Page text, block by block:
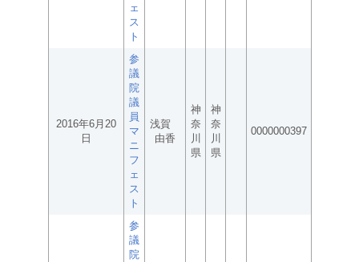
ェ
ス
ト
2016年6月20
日
参
議
院
議
員
マ
ニ
フ
ェ
ス
ト
浅賀
由香
神
奈
川
県
神
奈
川
県
0000000397
参
議
院